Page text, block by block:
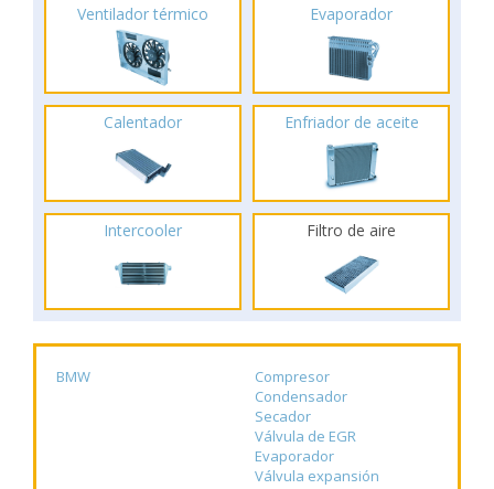
Ventilador térmico Evaporador
Calentador Enfriador de aceite
Intercooler Filtro de aire
BMW
Compresor
Condensador
Secador
Válvula de EGR
Evaporador
Válvula expansión